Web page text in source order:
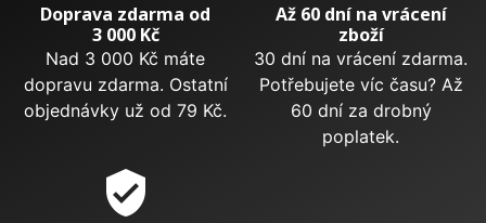
Doprava zdarma od
3 000 Kč
Nad 3 000 Kč máte
dopravu zdarma. Ostatní
objednávky už od 79 Kč.
Až 60 dní na vrácení
zboží
30 dní na vrácení zdarma.
Potřebujete víc času? Až
60 dní za drobný
poplatek.
verified_user